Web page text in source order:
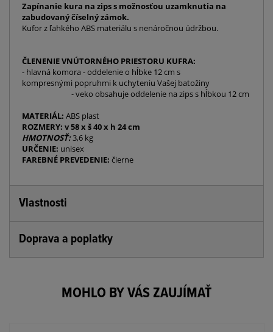
Zapínanie kura na zips s možnosťou uzamknutia na
zabudovaný číselný zámok.
Kufor z ľahkého ABS materiálu s nenáročnou údržbou.
ČLENENIE VNÚTORNÉHO PRIESTORU KUFRA:
- hlavná komora - oddelenie o hĺbke 12 cm s
kompresnými popruhmi k uchyteniu Vašej batožiny
- veko obsahuje oddelenie na zips s hĺbkou 12 cm
MATERIÁL: ABS plast
ROZMERY: v 58 x š 40 x h 24 cm
HMOTNOSŤ:3,6 kg
URČENIE: unisex
FAREBNÉ PREVEDENIE: čierne
Vlastnosti
Doprava a poplatky
MOHLO BY VÁS ZAUJÍMAŤ